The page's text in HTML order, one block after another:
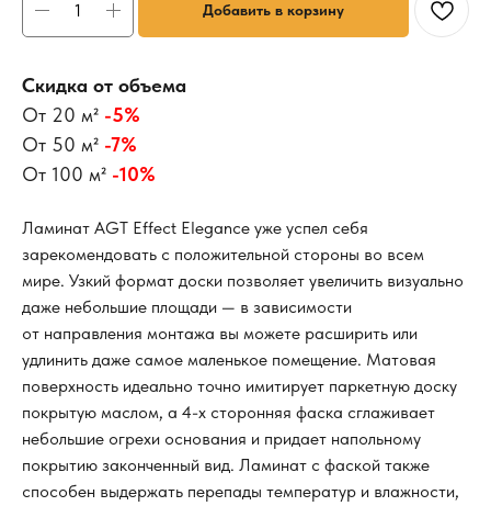
Добавить в корзину
Скидка от объема
От 20 м² -5%
От 50 м² -7%
От 100 м² -10%
Ламинат AGT Effect Elegance уже успел себя
зарекомендовать с положительной стороны во всем
мире. Узкий формат доски позволяет увеличить визуально
даже небольшие площади — в зависимости
от направления монтажа вы можете расширить или
удлинить даже самое маленькое помещение. Матовая
поверхность идеально точно имитирует паркетную доску
покрытую маслом, а 4-х сторонняя фаска сглаживает
небольшие огрехи основания и придает напольному
покрытию законченный вид. Ламинат с фаской также
способен выдержать перепады температур и влажности,